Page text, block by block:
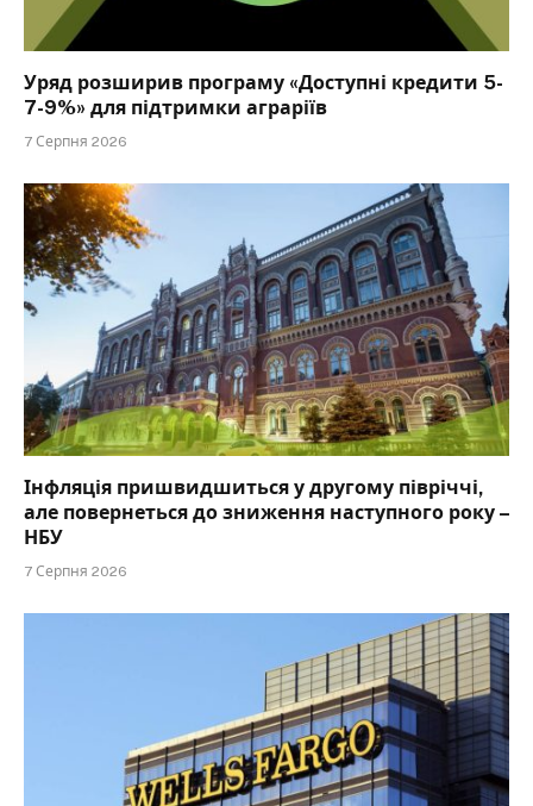
Уряд розширив програму «Доступні кредити 5-
7-9%» для підтримки аграріїв
7 Серпня 2026
Інфляція пришвидшиться у другому півріччі,
але повернеться до зниження наступного року –
НБУ
7 Серпня 2026